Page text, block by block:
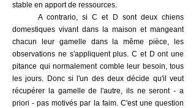
stable en apport de ressources.
A contrario, si C et D sont deux chiens
domestiques vivant dans la maison et mangeant
chacun leur gamelle dans la même pièce, les
observations ne s'appliquent plus. C et D ont une
pitance qui normalement comble leur besoin, tous
les jours. Donc si l'un des deux décide qu'il veut
récupérer la gamelle de l'autre, ils ne seront - a
priori - pas motivés par la faim. C'est une question